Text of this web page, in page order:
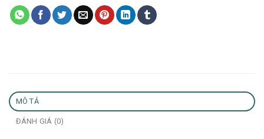
MÔ TẢ
ĐÁNH GIÁ (0)